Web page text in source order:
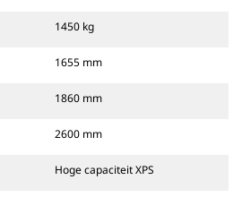
1450 kg
1655 mm
1860 mm
2600 mm
Hoge capaciteit XPS